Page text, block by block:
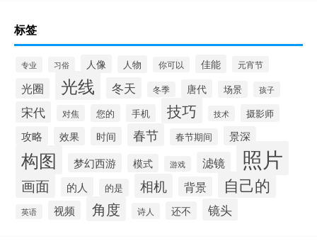
标签
专业 习俗 人像 人物 你可以 佳能 元宵节
光圈 光线 冬天 冬季 唐代 场景 孩子
宋代 对焦 您的 手机 技巧 技术 摄影师
攻略 效果 时间 春节 春节期间 景深
构图 梦幻西游 模式 游戏 滤镜 照片
画面 的人 的是 相机 背景 自己的
英语 视频 角度 诗人 还不 镜头